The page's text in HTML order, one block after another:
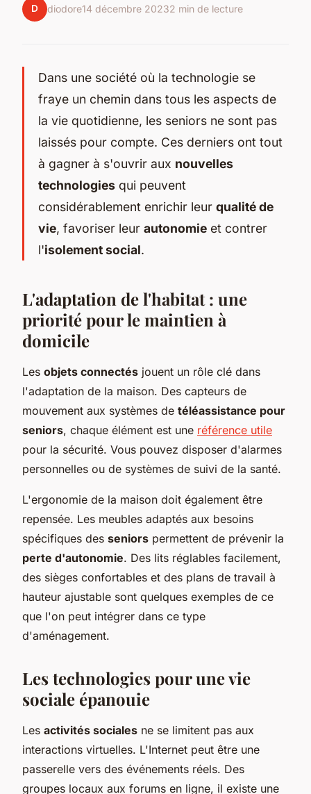
D diodore14 décembre 20232 min de lecture
Dans une société où la technologie se
fraye un chemin dans tous les aspects de
la vie quotidienne, les seniors ne sont pas
laissés pour compte. Ces derniers ont tout
à gagner à s'ouvrir aux nouvelles
technologies qui peuvent
considérablement enrichir leur qualité de
vie, favoriser leur autonomie et contrer
l'isolement social.
L'adaptation de l'habitat : une
priorité pour le maintien à
domicile
Les objets connectés jouent un rôle clé dans
l'adaptation de la maison. Des capteurs de
mouvement aux systèmes de téléassistance pour
seniors, chaque élément est une référence utile
pour la sécurité. Vous pouvez disposer d'alarmes
personnelles ou de systèmes de suivi de la santé.
L'ergonomie de la maison doit également être
repensée. Les meubles adaptés aux besoins
spécifiques des seniors permettent de prévenir la
perte d'autonomie. Des lits réglables facilement,
des sièges confortables et des plans de travail à
hauteur ajustable sont quelques exemples de ce
que l'on peut intégrer dans ce type
d'aménagement.
Les technologies pour une vie
sociale épanouie
Les activités sociales ne se limitent pas aux
interactions virtuelles. L'Internet peut être une
passerelle vers des événements réels. Des
groupes locaux aux forums en ligne, il existe une